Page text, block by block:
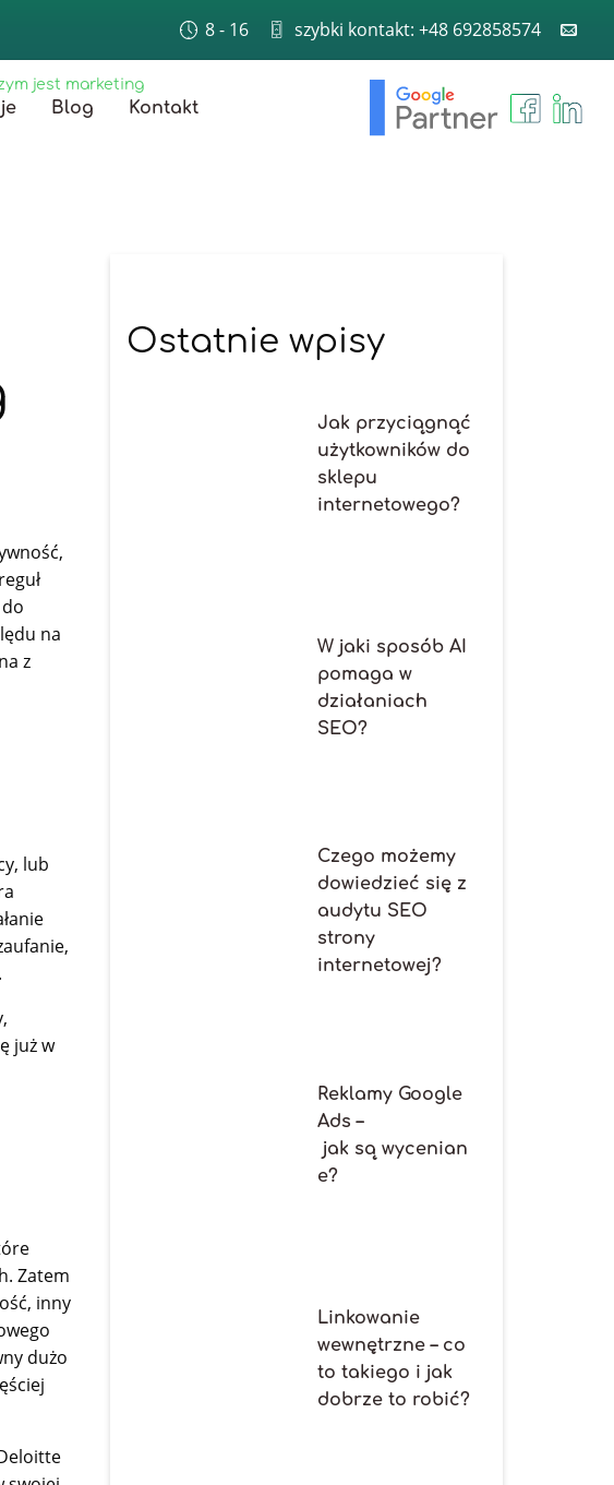
8 - 16 szybki kontakt: +48 692858574
Blog Kontakt
jest marketing
na
z
lub
już w
Zatem
inny
dużo
Ostatnie wpisy
Jak przyciągnąć
użytkowników do
sklepu
internetowego?
W jaki sposób AI
pomaga w
działaniach
SEO?
Czego możemy
dowiedzieć się z
audytu SEO
strony
internetowej?
Reklamy Google
Ads –
jak są wycenian
e?
Linkowanie
wewnętrzne – co
to takiego i jak
dobrze to robić?